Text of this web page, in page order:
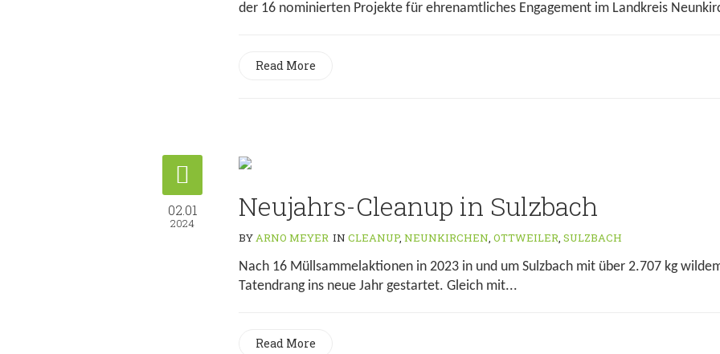
der 16 nominierten Projekte für ehrenamtliches Engagement im Landkreis
Read More
02.01
2024 Neujahrs-Cleanup in Sulzbach
BYARNO MEYER IN CLEANUP, NEUNKIRCHEN, OTTWEILER, SULZBACH
Nach 16 Müllsammelaktionen in 2023 in und um Sulzbach mit über 2.707 kg
Tatendrang ins neue Jahr gestartet. Gleich mit...
Read More